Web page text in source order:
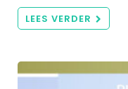
LEES VERDER